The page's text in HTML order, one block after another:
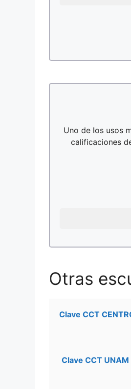
Uno de los usos
calificaciones
Otras
Clave CCT
Clave CCT UNAM